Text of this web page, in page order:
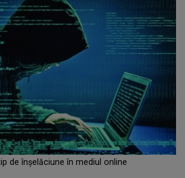
de înșelăciune în mediul online